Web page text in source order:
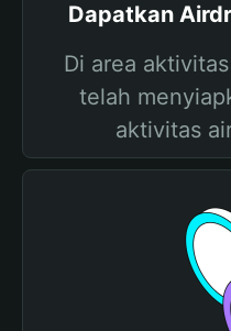
Dapatkan
Di area
telah
aktivitas